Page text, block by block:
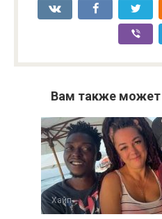
Вам также может
Хайп